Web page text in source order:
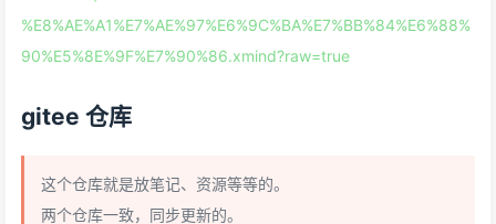
%E8%AE%A1%E7%AE%97%E6%9C%BA%E7%BB%84%E6%88%
90%E5%8E%9F%E7%90%86.xmind?raw=true
gitee 仓库
这个仓库就是放笔记、资源等等的。
两个仓库一致，同步更新的。